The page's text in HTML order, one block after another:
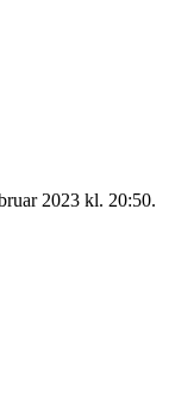
2023 kl. 20:50.